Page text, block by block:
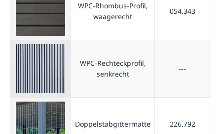
WPC-Rhombus-Profil,
waagerecht
054.343
WPC-Rechteckprofil,
senkrecht
---
Doppelstabgittermatte 226.792